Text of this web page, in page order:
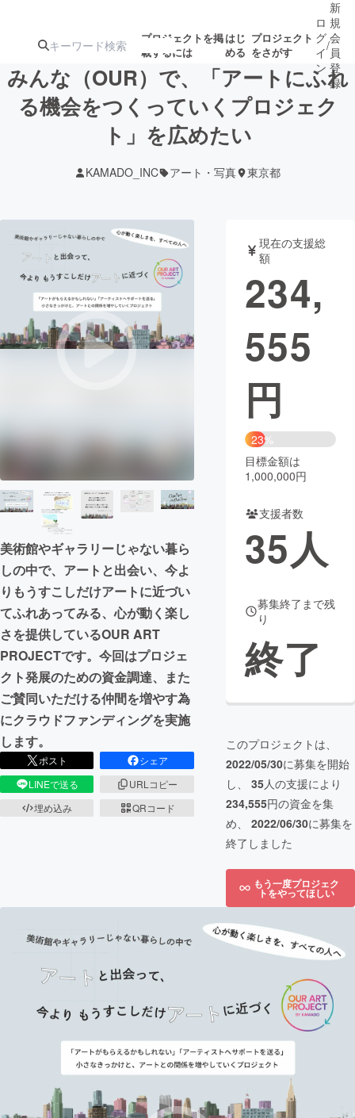
プロジェクトを掲
載するには
はじ
める
プロジェクト
をさがす
注目の新着プロ募集終了が近いプ
テクノロジー・ガジェット
映像・映画 書籍・雑誌
ビジネス・起業 チャレンジ
CAMPFIRE for Social Good
CAMPFIRE Creation
CAMPFIREふるさと納税
コミュニティ
ロ
グ
イ
ン
/
新
規
会
員
登
録
みんな（OUR）で、「アートにふれ
る機会をつくっていくプロジェク
ト」を広めたい
KAMADO_INC アート・写真 東京都
美術館やギャラリーじゃない暮ら
しの中で、アートと出会い、今よ
りもうすこしだけアートに近づい
てふれあってみる、心が動く楽し
さを提供しているOUR ART
PROJECTです。今回はプロジェ
クト発展のための資金調達、また
ご賛同いただける仲間を増やす為
にクラウドファンディングを実施
します。
ポスト
シェア
LINEで送る
URLコピー
埋め込み
QRコード
現在の支援総
額
234,
555
円
23%
目標金額は
1,000,000円
支援者数
35人
募集終了まで残
り
終了
このプロジェクトは、
2022/05/30に募集を開始
し、 35人の支援により
234,555円の資金を集
め、 2022/06/30に募集を
終了しました
もう一度プロジェク
トをやってほしい